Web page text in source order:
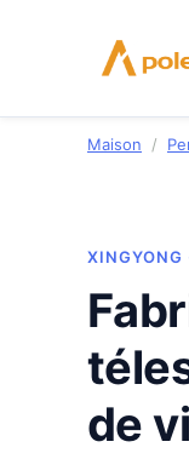
Maison /
XINGYONG
de